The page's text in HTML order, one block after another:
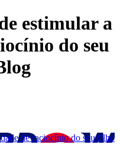
estimular a
do seu
de raciocínio do seu filho